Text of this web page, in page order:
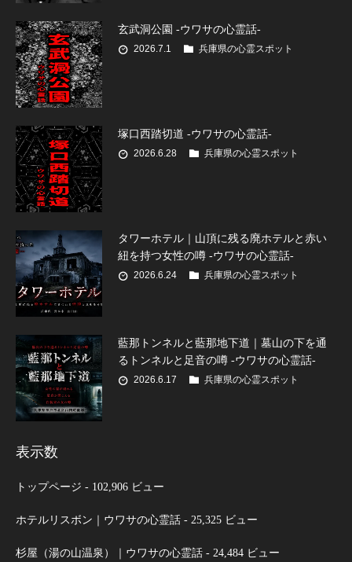
玄武洞公園 -ウワサの心霊話-
2026.7.1 兵庫県の心霊スポット
塚口西踏切道 -ウワサの心霊話-
2026.6.28 兵庫県の心霊スポット
タワーホテル｜山頂に残る廃ホテルと赤い
紐を持つ女性の噂 -ウワサの心霊話-
2026.6.24 兵庫県の心霊スポット
藍那トンネルと藍那地下道｜墓山の下を通
るトンネルと足音の噂 -ウワサの心霊話-
2026.6.17 兵庫県の心霊スポット
表示数
トップページ - 102,906 ビュー
ホテルリスボン｜ウワサの心霊話 - 25,325 ビュー
杉屋（湯の山温泉）｜ウワサの心霊話 - 24,484 ビュー